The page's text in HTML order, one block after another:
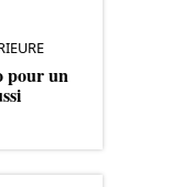
pour un